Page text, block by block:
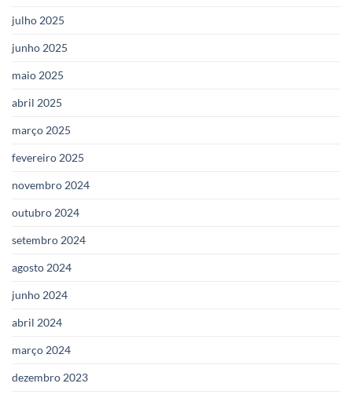
julho 2025
junho 2025
maio 2025
abril 2025
março 2025
fevereiro 2025
novembro 2024
outubro 2024
setembro 2024
agosto 2024
junho 2024
abril 2024
março 2024
dezembro 2023